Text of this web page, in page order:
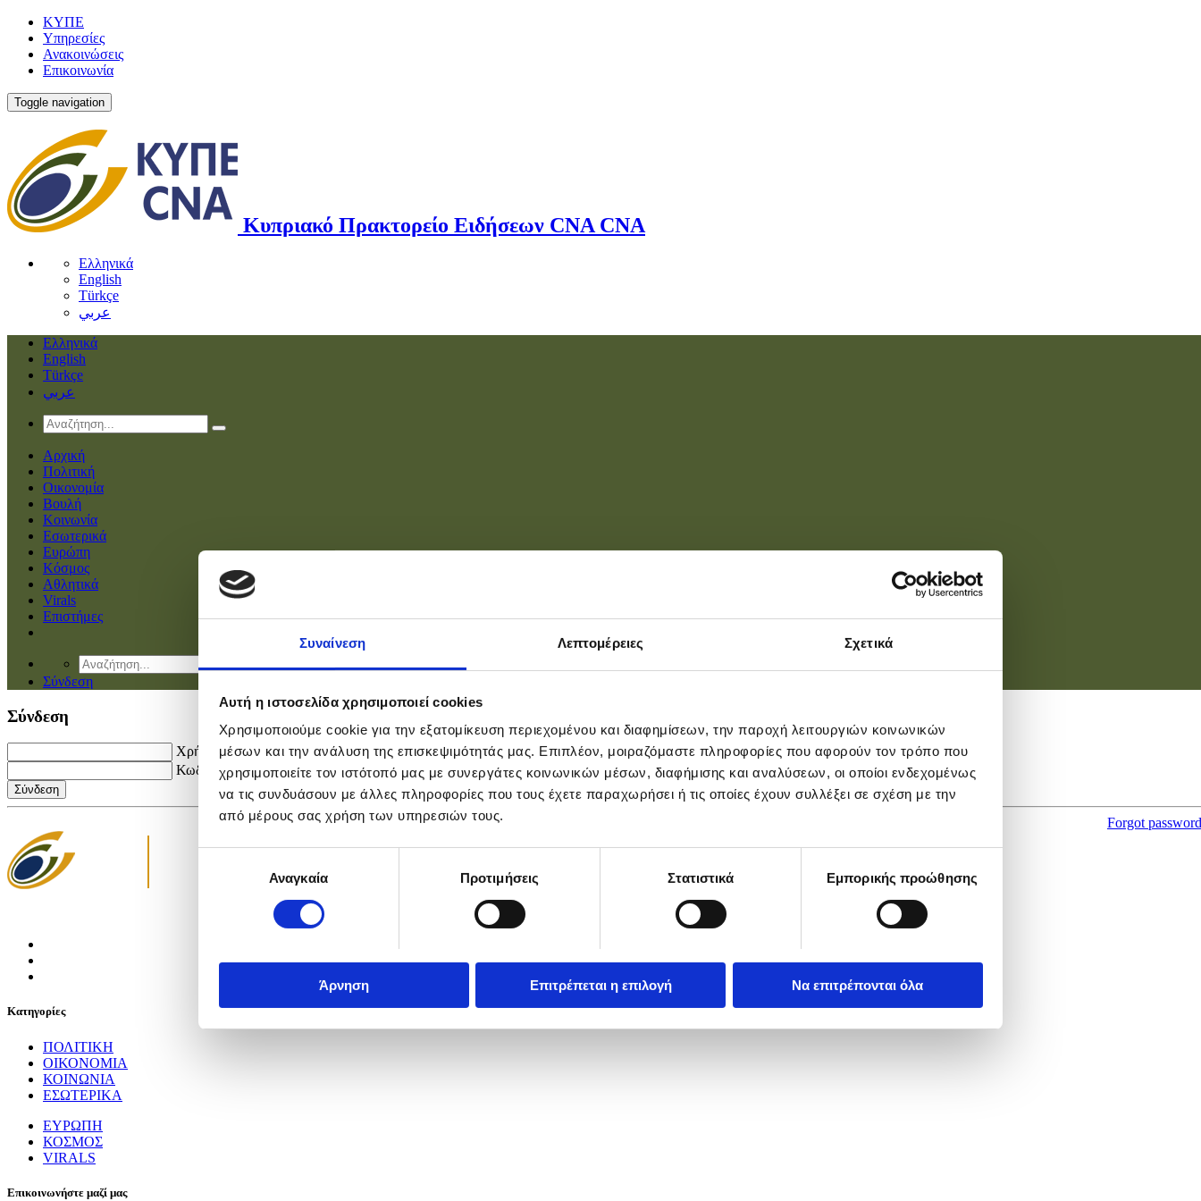
Συναίνεση Λεπτομέρειες Σχετικά
Αυτή η ιστοσελίδα χρησιμοποιεί cookies
Χρησιμοποιούμε cookie για την εξατομίκευση περιεχομένου και διαφημίσεων, την παροχή λειτουργιών κοινωνικών
μέσων και την ανάλυση της επισκεψιμότητάς μας. Επιπλέον, μοιραζόμαστε πληροφορίες που αφορούν τον τρόπο που
χρησιμοποιείτε τον ιστότοπό μας με συνεργάτες κοινωνικών μέσων, διαφήμισης και αναλύσεων, οι οποίοι ενδεχομένως
να τις συνδυάσουν με άλλες πληροφορίες που τους έχετε παραχωρήσει ή τις οποίες έχουν συλλέξει σε σχέση με την
από μέρους σας χρήση των υπηρεσιών τους.
συγκατάθεσηςΑναγκαία Προτιμήσεις Στατιστικά Εμπορικής προώθησης
Άρνηση Επιτρέπεται η επιλογή Να επιτρέπονται όλα
ΚΥΠΕ
Υπηρεσίες
Ανακοινώσεις
Επικοινωνία
Toggle navigation
Κυπριακό Πρακτορείο Ειδήσεων CNA CNA
Ελληνικά
English
Türkçe
عربي
Ελληνικά
English
Türkçe
عربي
Αρχική
Πολιτική
Οικονομία
Βουλή
Κοινωνία
Εσωτερικά
Ευρώπη
Κόσμος
Αθλητικά
Virals
Επιστήμες
Σύνδεση
Σύνδεση
Χρήστης
Κωδικός
Forgot
Κατηγορίες
ΠΟΛΙΤΙΚΗ
ΟΙΚΟΝΟΜΙΑ
ΚΟΙΝΩΝΙΑ
ΕΣΩΤΕΡΙΚΑ
ΕΥΡΩΠΗ
ΚΟΣΜΟΣ
VIRALS
Επικοινωνήστε μαζί μας